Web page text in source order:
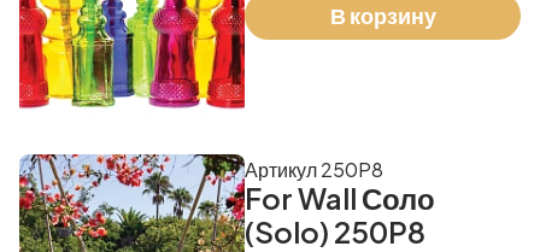
В корзину
For Wall Соло
(Solo) 250P8
Артикул 250P8